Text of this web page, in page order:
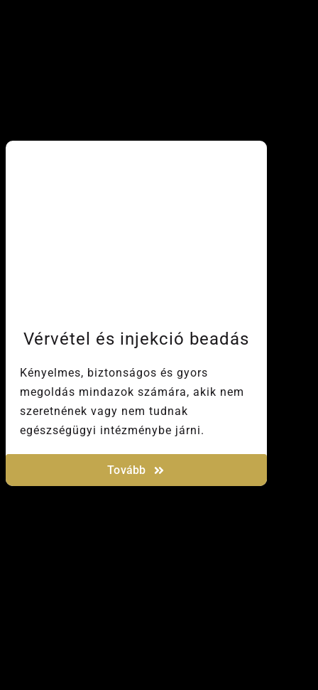
Vérvétel és injekció beadás
Kényelmes, biztonságos és gyors
megoldás mindazok számára, akik nem
szeretnének vagy nem tudnak
egészségügyi intézménybe járni.
Tovább